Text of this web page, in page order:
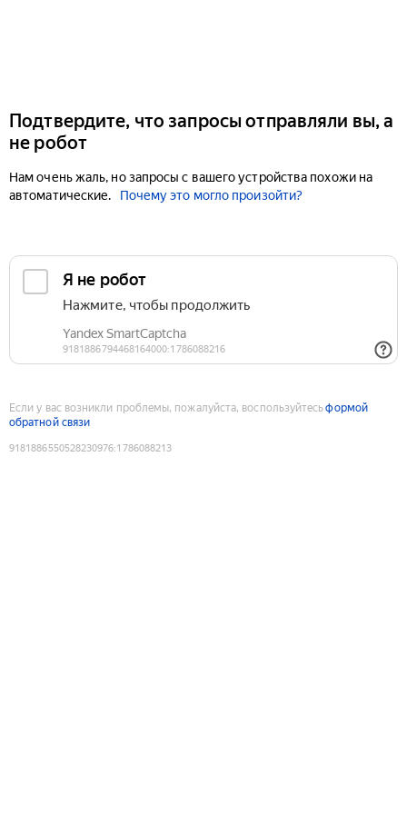
Подтвердите, что запросы отправляли вы, а
не робот
Нам очень жаль, но запросы с вашего устройства похожи на
автоматические.
Почему это могло произойти?
Если у вас возникли проблемы, пожалуйста, воспользуйтесьформой
обратной связи
9181886550528230976:1786088213